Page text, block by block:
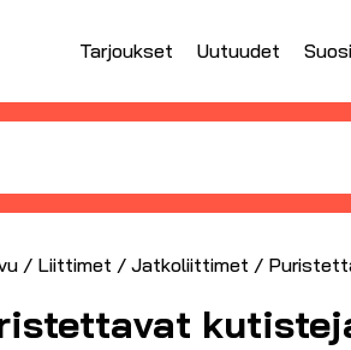
Tarjoukset Uutuudet
/ Liittimet / Jatkoliittimet /